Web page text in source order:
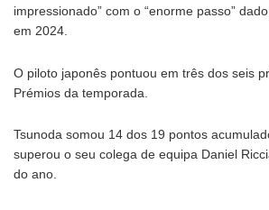
impressionado” com o “enorme passo”
em 2024.
O piloto japonês pontuou em três dos seis
Prémios da temporada.
Tsunoda somou 14 dos 19 pontos
superou o seu colega de equipa Daniel
do ano.